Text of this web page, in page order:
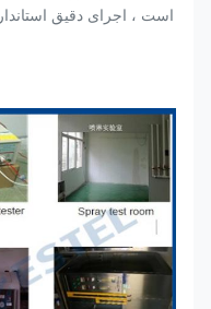
است ، اجرای دقیق